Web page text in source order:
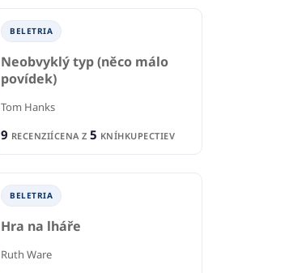
Nevinnost se
BELETRIA
Neobvyklý typ (něco málo
povídek)
Tom Hanks
9 RECENZIÍCENA Z 5 KNÍHKUPECTIEV
BELETRIA
Hra na lháře
Ruth Ware